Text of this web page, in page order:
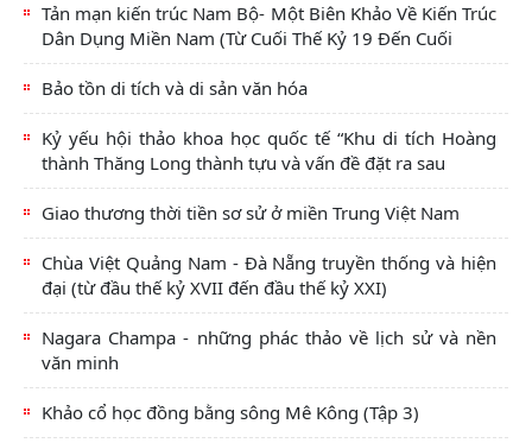
Tản mạn kiến trúc Nam Bộ- Một Biên Khảo Về Kiến Trúc
Dân Dụng Miền Nam (Từ Cuối Thế Kỷ 19 Đến Cuối
Bảo tồn di tích và di sản văn hóa
Kỷ yếu hội thảo khoa học quốc tế “Khu di tích Hoàng
thành Thăng Long thành tựu và vấn đề đặt ra sau
Giao thương thời tiền sơ sử ở miền Trung Việt Nam
Chùa Việt Quảng Nam - Đà Nẵng truyền thống và hiện
đại (từ đầu thế kỷ XVII đến đầu thế kỷ XXI)
Nagara Champa - những phác thảo về lịch sử và nền
văn minh
Khảo cổ học đồng bằng sông Mê Kông (Tập 3)